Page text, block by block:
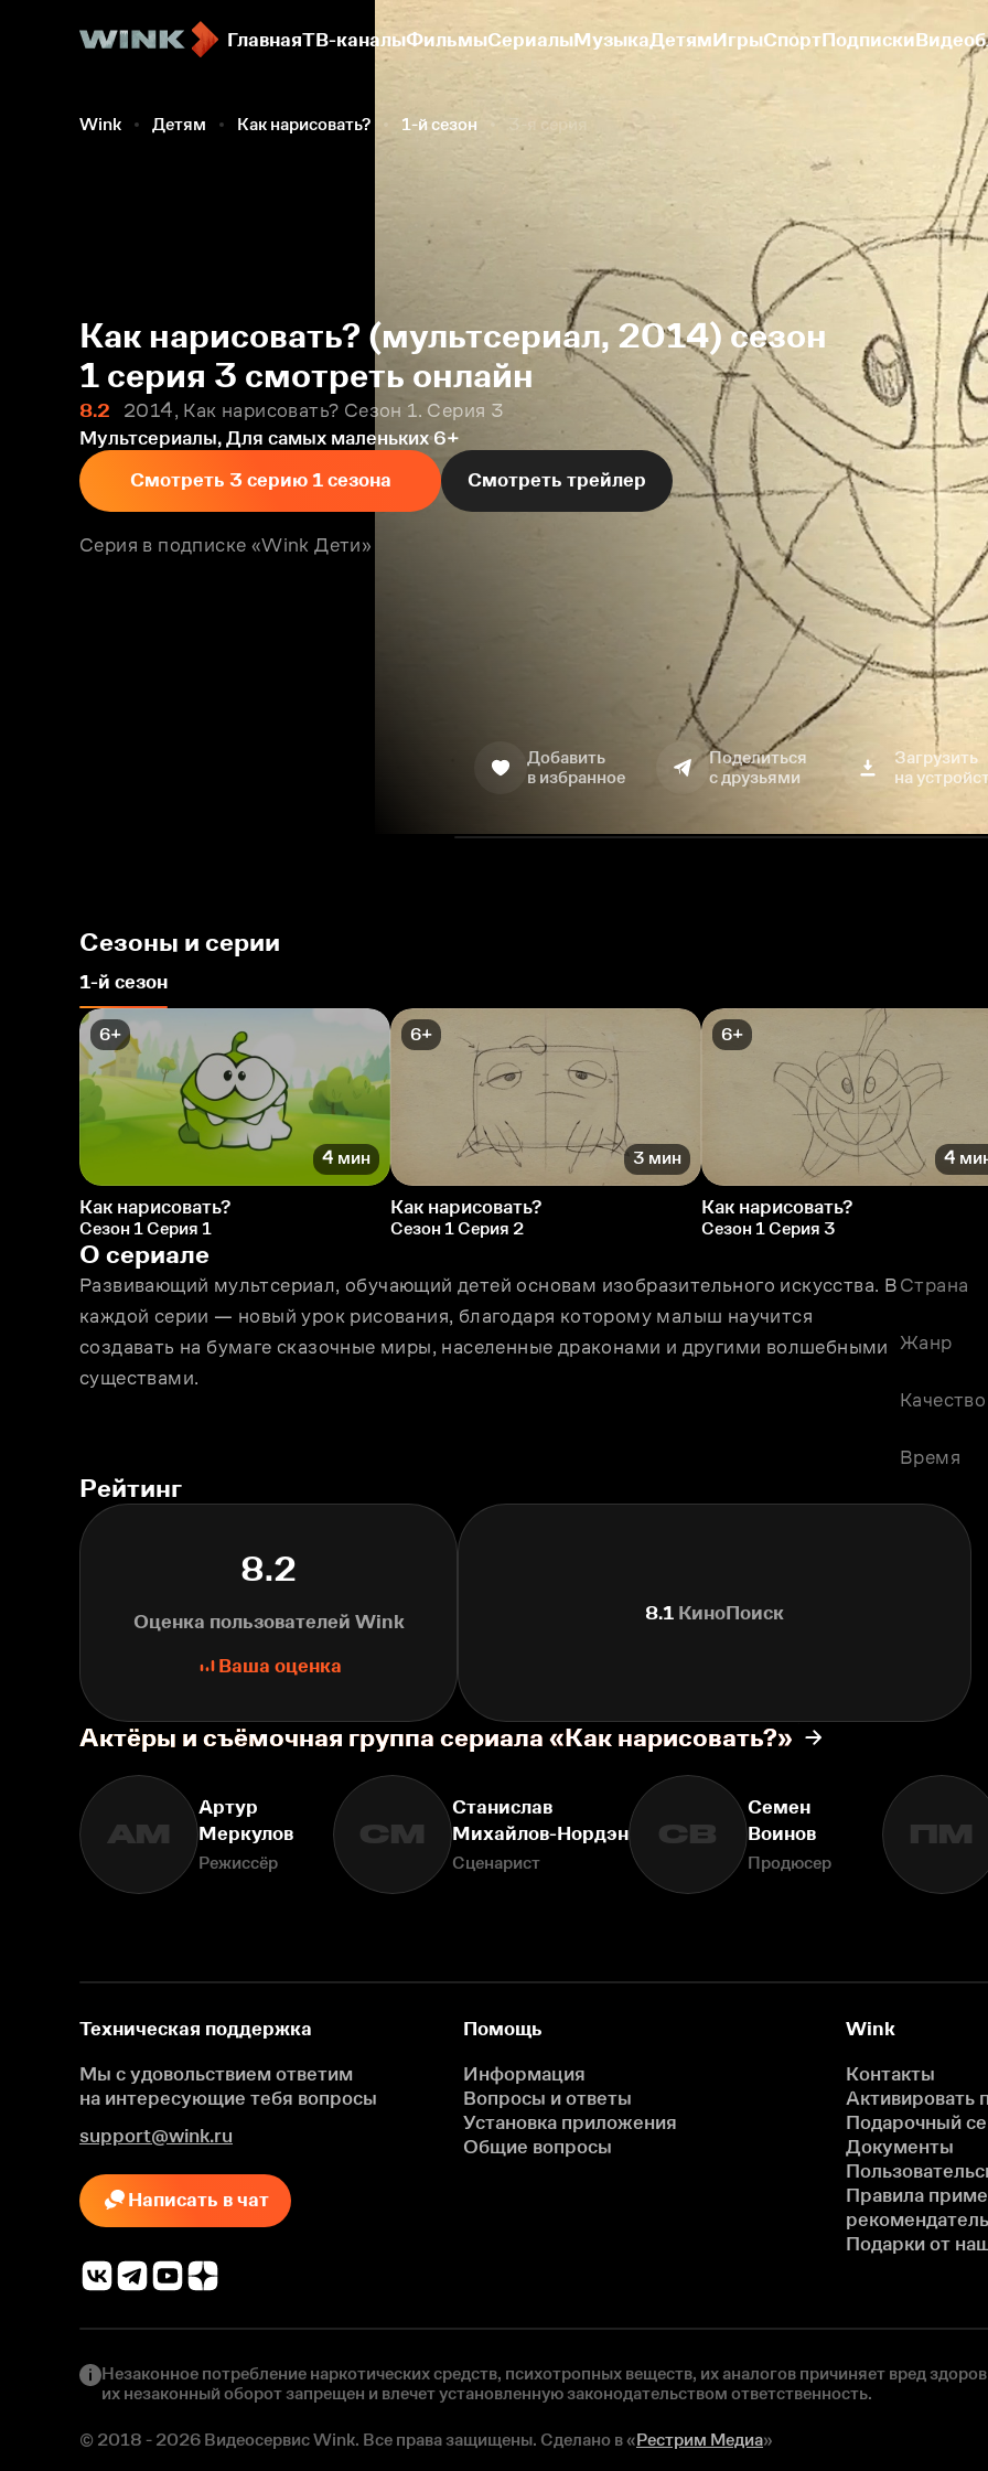
ГлавнаяТВ-каналыФильмыСериалыМузыкаДетямИгрыСпортПодписки
Wink Детям Как нарисовать? 1-й сезон 3-я серия
Как нарисовать? (мультсериал, 2014) сезон
1 серия 3 смотреть онлайн
8.2
2014, Как нарисовать? Сезон 1. Серия 3
Мультсериалы, Для самых маленьких 6+
Смотреть 3 серию 1 сезона
Смотреть трейлер
Серия в подписке «Wink Дети»
Добавить
в избранное
Поделиться
с друзьями
Загрузить
на
Сезоны и серии
1-й сезон
6+
4 мин
Как нарисовать?
Сезон 1 Серия 1
6+
3 мин
Как нарисовать?
Сезон 1 Серия 2
6+
4
Как нарисовать?
Сезон 1 Серия 3
О сериале
Развивающий мультсериал, обучающий детей основам изобразительного искусства. В
каждой серии — новый урок рисования, благодаря которому малыш научится
создавать на бумаге сказочные миры, населeнные драконами и другими волшебными
существами.
Страна
Жанр
Качество
Время
Рейтинг
8.2
Оценка пользователей Wink
Ваша оценка
8.1КиноПоиск
Актёры и съёмочная группа сериала «Как нарисовать?»
АМ
Артур
Меркулов
Режиссёр
СМ
Станислав
Михайлов-Нордэн
Сценарист
СВ
Семен
Воинов
Продюсер
ПМ
Техническая поддержка
Мы с удовольствием ответим
на интересующие тебя вопросы
support@wink.ru
Написать в чат
Помощь
Информация
Вопросы и ответы
Установка приложения
Общие вопросы
Wink
Контакты
Активировать
Подарочный
Документы
Правила
Подарки от
Незаконное потребление наркотических средств, психотропных веществ, их аналогов причиняет вред
их незаконный оборот запрещен и влечет установленную законодательством ответственность.
© 2018 - 2026 Видеосервис Wink. Все права защищены. Сделано в «Рестрим Медиа»